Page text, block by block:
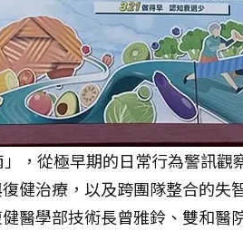
，從極早期的日常行為警訊觀
健治療，以及跨團隊整合的失
醫學部技術長曾雅鈴、雙和醫